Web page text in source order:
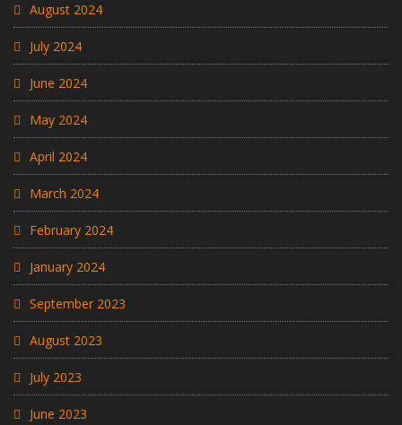
August 2024
July 2024
June 2024
May 2024
April 2024
March 2024
February 2024
January 2024
September 2023
August 2023
July 2023
June 2023